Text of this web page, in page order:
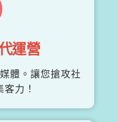
運營
體。讓您搶攻社
力！